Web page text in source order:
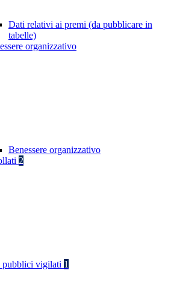
Dati relativi ai premi (da pubblicare in
tabelle)
organizzativo
Benessere organizzativo
2
pubblici vigilati 1